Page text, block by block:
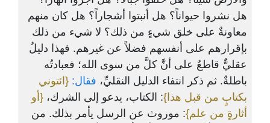
هل نشروا حيواناً؟ هل أنبتوا أشجاراً؟ هل كان منهم
معاونةٌ على خلق شيءٍ من ذلك؟ لا شيء من ذلك
بإقرارهم على أنفسهم فضلاً عن غيرهم. فهذا دليلٌ
عقليٌّ قاطعٌ على أنَّ كلَّ من سوى الله؛ فعبادتُه
باطلةٌ. ثم ذكر انتفاء الدليل النقليِّ، فقال: {ائتوني
بكتابٍ من قبل هذا}: الكتاب، يدعو إلى الشرك، {أو
أثارةٍ من علم}: موروث عن الرسل يأمر بذلك. من